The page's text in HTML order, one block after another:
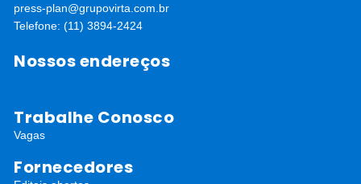
press-plan@grupovirta.com.br
Telefone: (11) 3894-2424
Nossos endereços
Trabalhe Conosco
Vagas
Fornecedores